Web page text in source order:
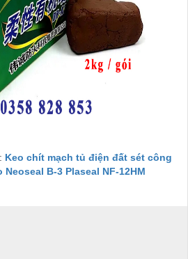
Keo chít mạch tủ điện đất sét công
B-3 Plaseal NF-12HM